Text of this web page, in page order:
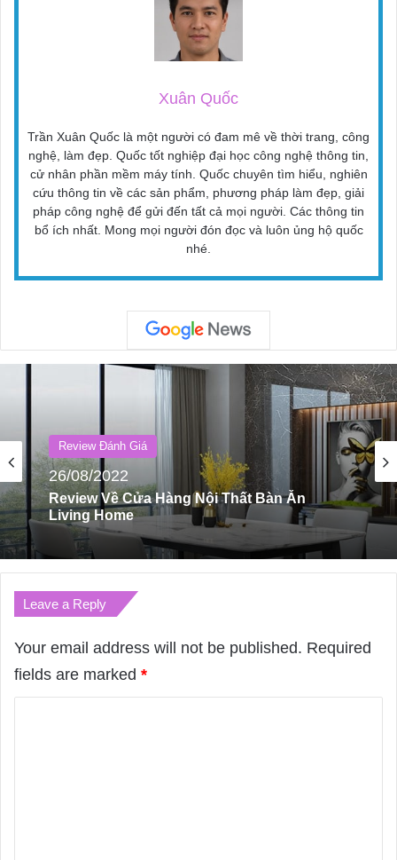
Xuân Quốc
Trần Xuân Quốc là một người có đam mê về thời trang, công
nghệ, làm đẹp. Quốc tốt nghiệp đại học công nghệ thông tin,
cử nhân phần mềm máy tính. Quốc chuyên tìm hiểu, nghiên
cứu thông tin về các sản phẩm, phương pháp làm đẹp, giải
pháp công nghệ để gửi đến tất cả mọi người. Các thông tin
bổ ích nhất. Mong mọi người đón đọc và luôn ủng hộ quốc
nhé.
Review Đánh Giá
28/12/2022
Review Thung Lũng Mường Hoa SaPa
Leave a Reply
Your email address will not be published. Required
fields are marked *